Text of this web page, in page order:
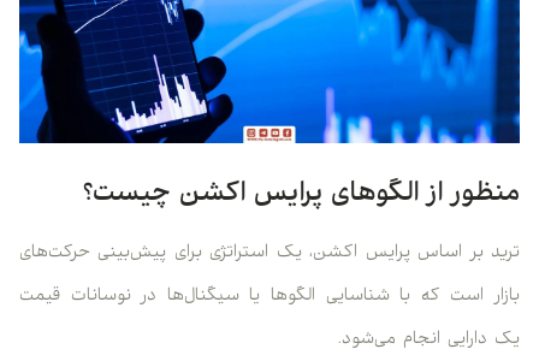
منظور از الگوهای پرایس اکشن چیست؟
ترید بر اساس پرایس اکشن، یک استراتژی برای پیش‌بینی حرکت‌های
بازار است که با شناسایی الگوها یا سیگنال‌ها در نوسانات قیمت
یک دارایی انجام می‌شود.